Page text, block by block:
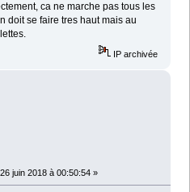
ca ne marche pas tous les
doit se faire tres haut mais au
IP archivée
26 juin 2018 à 00:50:54 »